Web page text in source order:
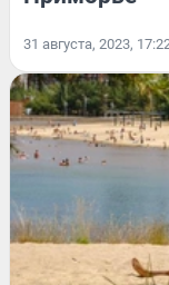
31 августа, 2023,